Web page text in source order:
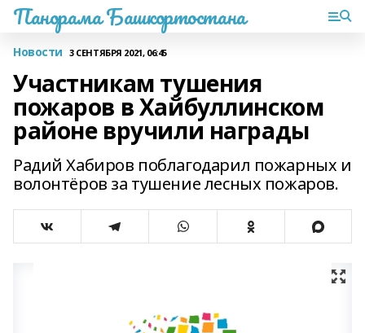
Панорама Башкортостана
Новости 3 СЕНТЯБРЯ 2021, 06:45
Участникам тушения
пожаров в Хайбуллинском
районе вручили награды
Радий Хабиров поблагодарил пожарных и
волонтёров за тушение лесных пожаров.